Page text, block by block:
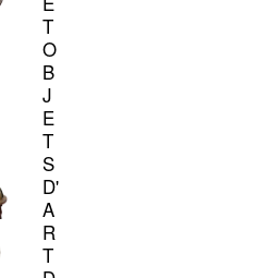
T
O
B
J
E
T
S
D'
A
R
T